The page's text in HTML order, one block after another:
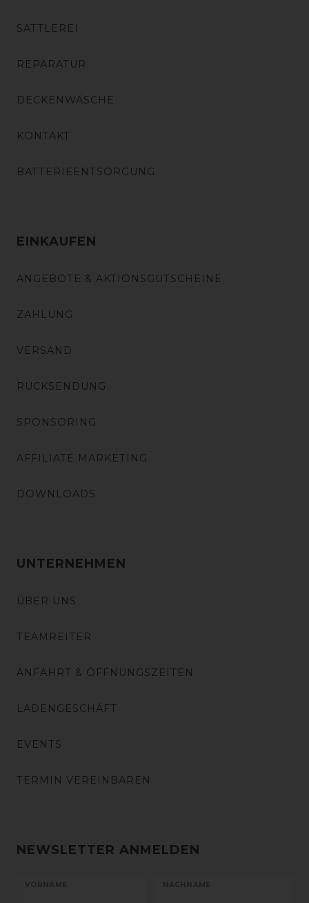
SATTLEREI
REPARATUR
DECKENWÄSCHE
KONTAKT
BATTERIEENTSORGUNG
EINKAUFEN
ANGEBOTE & AKTIONSGUTSCHEINE
ZAHLUNG
VERSAND
RÜCKSENDUNG
SPONSORING
AFFILIATE MARKETING
DOWNLOADS
UNTERNEHMEN
ÜBER UNS
TEAMREITER
ANFAHRT & ÖFFNUNGSZEITEN
LADENGESCHÄFT
EVENTS
TERMIN VEREINBAREN
NEWSLETTER ANMELDEN
VORNAME NACHNAME